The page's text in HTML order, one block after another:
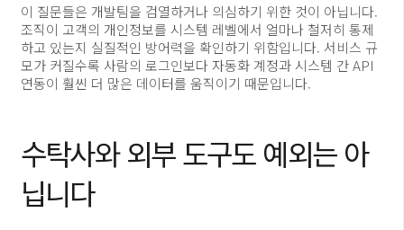
이 질문들은 개발팀을 검열하거나 의심하기 위한 것이 아닙니다.
조직이 고객의 개인정보를 시스템 레벨에서 얼마나 철저히 통제
하고 있는지 실질적인 방어력을 확인하기 위함입니다. 서비스 규
모가 커질수록 사람의 로그인보다 자동화 계정과 시스템 간 API
연동이 훨씬 더 많은 데이터를 움직이기 때문입니다.
수탁사와 외부 도구도 예외는 아
닙니다